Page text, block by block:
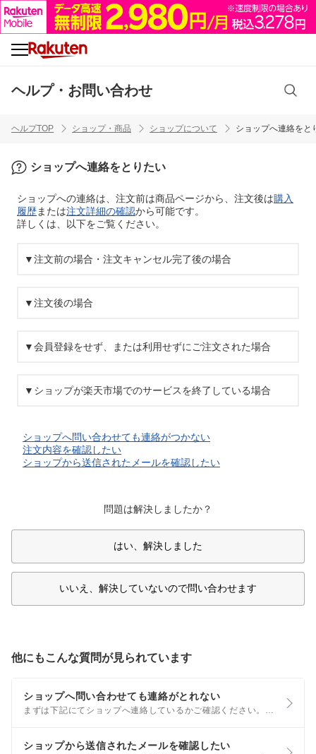
ヘルプ・お問い合わせ
ヘルプTOP ショップ・商品 ショップについて ショップへ連絡をと
ショップへ連絡をとりたい
ショップへの連絡は、注文前は商品ページから、注文後は購入
履歴または注文詳細の確認から可能です。
詳しくは、以下をご覧ください。
▼注文前の場合・注文キャンセル完了後の場合
▼注文後の場合
▼会員登録をせず、または利用せずにご注文された場合
▼ショップが楽天市場でのサービスを終了している場合
ショップへ問い合わせても連絡がつかない
注文内容を確認したい
ショップから送信されたメールを確認したい
問題は解決しましたか？
はい、解決しました
いいえ、解決していないので問い合わせます
他にもこんな質問が見られています
ショップへ問い合わせても連絡がとれない
まずは下記にてショップへ連絡しているかご確認ください。 ショップへ連絡をとりたい ショップの会社概要・連絡先・休業日を確認したい それでもショップと連絡が取れない場合は、楽天側でお客様の状況を確認いたします。
ショップから送信されたメールを確認したい